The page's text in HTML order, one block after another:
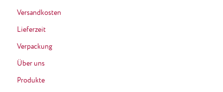
Versandkosten
Lieferzeit
Verpackung
Über uns
Produkte